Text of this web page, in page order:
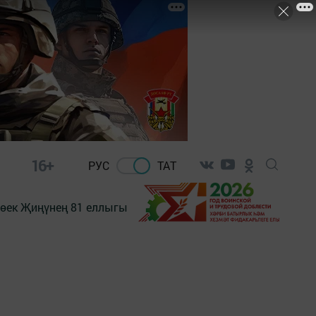
16+ РУС ТАТ
Җиңүнең 81 еллыгы